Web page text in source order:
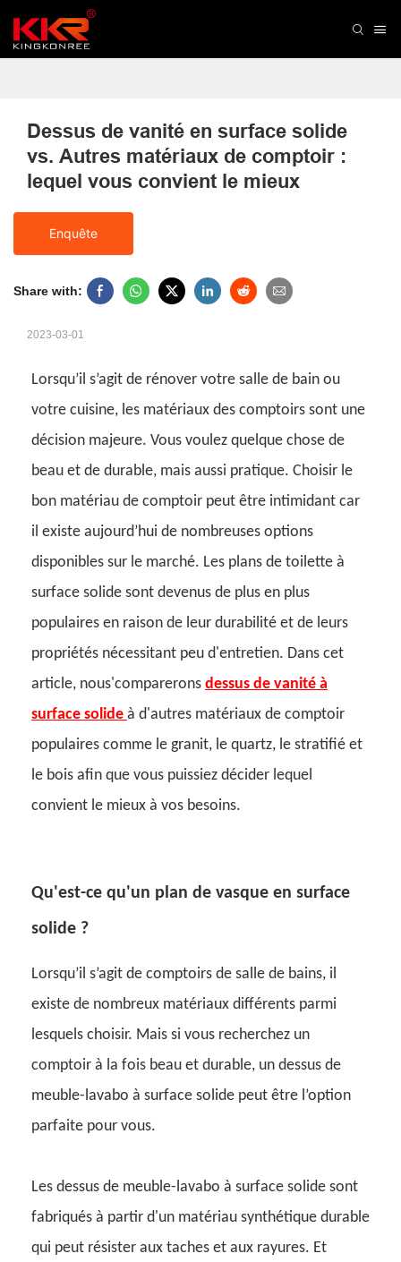
Dessus de vanité en surface solide
vs. Autres matériaux de comptoir :
lequel vous convient le mieux
Enquête
Share with:
2023-03-01
Lorsqu’il s’agit de rénover votre salle de bain ou
votre cuisine, les matériaux des comptoirs sont une
décision majeure. Vous voulez quelque chose de
beau et de durable, mais aussi pratique. Choisir le
bon matériau de comptoir peut être intimidant car
il existe aujourd’hui de nombreuses options
disponibles sur le marché. Les plans de toilette à
surface solide sont devenus de plus en plus
populaires en raison de leur durabilité et de leurs
propriétés nécessitant peu d'entretien. Dans cet
article, nous'comparerons dessus de vanité à
surface solide à d'autres matériaux de comptoir
populaires comme le granit, le quartz, le stratifié et
le bois afin que vous puissiez décider lequel
convient le mieux à vos besoins.
Qu'est-ce qu'un plan de vasque en surface
solide ?
Lorsqu’il s’agit de comptoirs de salle de bains, il
existe de nombreux matériaux différents parmi
lesquels choisir. Mais si vous recherchez un
comptoir à la fois beau et durable, un dessus de
meuble-lavabo à surface solide peut être l’option
parfaite pour vous.
Les dessus de meuble-lavabo à surface solide sont
fabriqués à partir d'un matériau synthétique durable
qui peut résister aux taches et aux rayures. Et